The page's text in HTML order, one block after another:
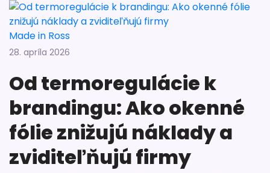
Made in Ross
28. apríla 2026
Od termoregulácie k
brandingu: Ako okenné
fólie znižujú náklady a
zviditeľňujú firmy